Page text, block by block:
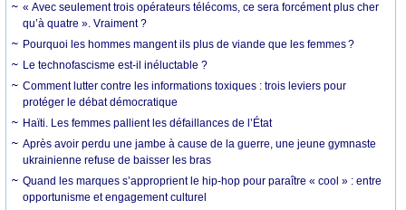
« Avec seulement trois opérateurs télécoms, ce sera forcément plus cher
qu’à quatre ». Vraiment ?
Pourquoi les hommes mangent ils plus de viande que les femmes ?
Le technofascisme est-il inéluctable ?
Comment lutter contre les informations toxiques : trois leviers pour
protéger le débat démocratique
Haïti. Les femmes pallient les défaillances de l’État
Après avoir perdu une jambe à cause de la guerre, une jeune gymnaste
ukrainienne refuse de baisser les bras
Quand les marques s’approprient le hip-hop pour paraître « cool » : entre
opportunisme et engagement culturel